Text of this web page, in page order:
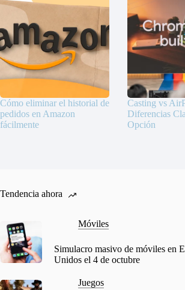
Cómo eliminar el historial de
pedidos en Amazon
fácilmente
Casting vs
Diferencias
Opción
Tendencia ahora
Móviles
Simulacro masivo de móviles en
Unidos el 4 de octubre
Juegos